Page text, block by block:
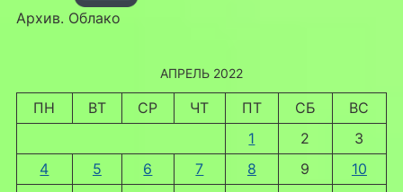
Архив. Облако
АПРЕЛЬ 2022
ПН ВТ СР ЧТ ПТ СБ
ВС
1
2
3
4
5 6 7 8 9
10